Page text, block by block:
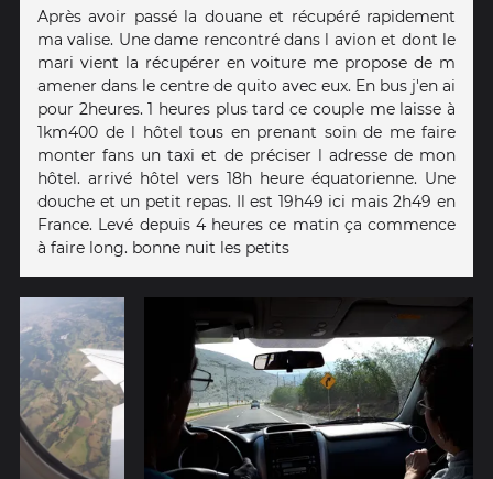
Après avoir passé la douane et récupéré rapidement
ma valise. Une dame rencontré dans l avion et dont le
mari vient la récupérer en voiture me propose de m
amener dans le centre de quito avec eux. En bus j'en ai
pour 2heures. 1 heures plus tard ce couple me laisse à
1km400 de l hôtel tous en prenant soin de me faire
monter fans un taxi et de préciser l adresse de mon
hôtel. arrivé hôtel vers 18h heure équatorienne. Une
douche et un petit repas. Il est 19h49 ici mais 2h49 en
France. Levé depuis 4 heures ce matin ça commence
à faire long. bonne nuit les petits